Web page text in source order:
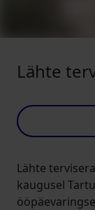
Lähte
Lähte
kaugusel